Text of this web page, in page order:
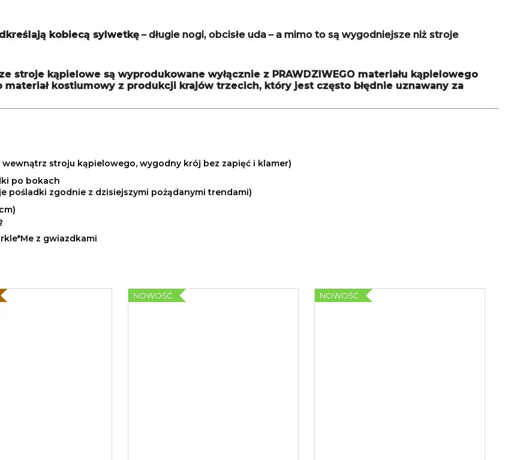
kobiecą sylwetkę– długie nogi, obcisłe uda – a mimo to są wygodniejsze niż stroje
stroje kąpielowe są wyprodukowane wyłącznie z PRAWDZIWEGO materiału kąpielowego
kostiumowy z produkcji krajów trzecich, który jest często błędnie uznawany za
stroju kąpielowego, wygodny krój bez zapięć i klamer)
po bokach
pośladki zgodnie z dzisiejszymi pożądanymi trendami)
z gwiazdkami
NOWOŚĆ NOWOŚĆ